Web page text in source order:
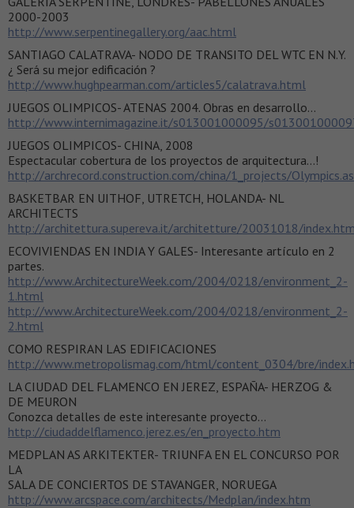
2000-2003
http://www.serpentinegallery.org/aac.html
SANTIAGO CALATRAVA- NODO DE TRANSITO DEL WTC EN N.Y.
¿ Será su mejor edificación ?
http://www.hughpearman.com/articles5/calatrava.html
JUEGOS OLIMPICOS- ATENAS 2004. Obras en desarrollo…
http://www.internimagazine.it/s013001000095/
JUEGOS OLIMPICOS- CHINA, 2008
Espectacular cobertura de los proyectos de arquitectura…!
http://archrecord.construction.com/china/1_projects/
BASKETBAR EN UITHOF, UTRETCH, HOLANDA- NL
ARCHITECTS
http://architettura.supereva.it/architetture/20031018/
ECOVIVIENDAS EN INDIA Y GALES- Interesante artículo en 2
partes.
http://www.ArchitectureWeek.com/2004/0218/environment_2-
1.html
http://www.ArchitectureWeek.com/2004/0218/environment_2-
2.html
COMO RESPIRAN LAS EDIFICACIONES
http://www.metropolismag.com/html/content_0304/bre/
LA CIUDAD DEL FLAMENCO EN JEREZ, ESPAÑA- HERZOG &
DE MEURON
Conozca detalles de este interesante proyecto…
http://ciudaddelflamenco.jerez.es/en_proyecto.htm
MEDPLAN AS ARKITEKTER- TRIUNFA EN EL CONCURSO POR
LA
SALA DE CONCIERTOS DE STAVANGER, NORUEGA
http://www.arcspace.com/architects/Medplan/index.htm